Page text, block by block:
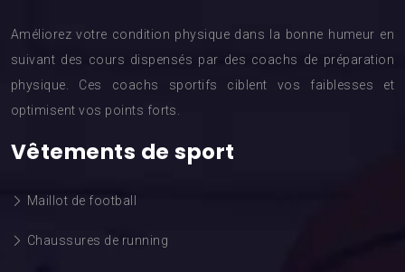
Améliorez votre condition physique dans la bonne humeur en
suivant des cours dispensés par des coachs de préparation
physique. Ces coachs sportifs ciblent vos faiblesses et
optimisent vos points forts.
Vêtements de sport
Maillot de football
Chaussures de running